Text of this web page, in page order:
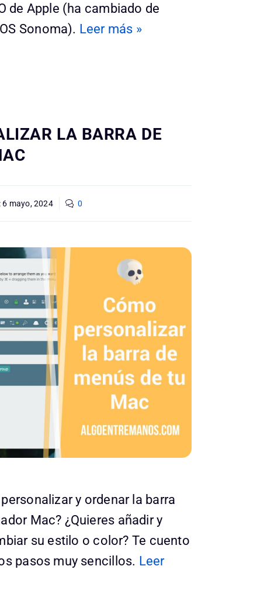
de Apple (ha cambiado de
Sonoma). Leer más »
LA BARRA DE
6 mayo, 2024 0
y ordenar la barra
Mac? ¿Quieres añadir y
su estilo o color? Te cuento
pasos muy sencillos. Leer